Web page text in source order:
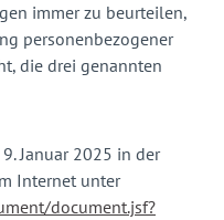
immer zu beurteilen,
personenbezogener
die drei genannten
Januar 2025 in der
Internet unter
document.jsf?